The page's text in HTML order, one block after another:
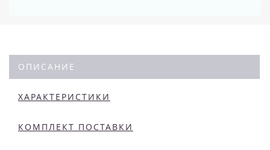
ОПИСАНИЕ
ХАРАКТЕРИСТИКИ
КОМПЛЕКТ ПОСТАВКИ